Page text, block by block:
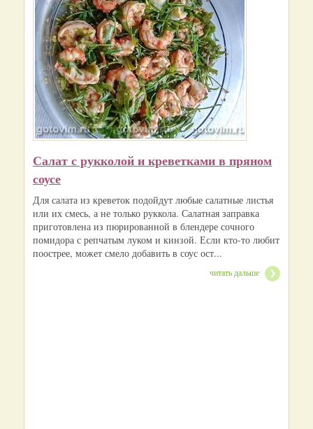
Салат с рукколой и креветками в пряном
соусе
Для салата из креветок подойдут любые салатные листья
или их смесь, а не только руккола. Салатная заправка
приготовлена из пюрированной в блендере сочного
помидора с репчатым луком и кинзой. Если кто-то любит
поострее, может смело добавить в соус ост...
читать дальше